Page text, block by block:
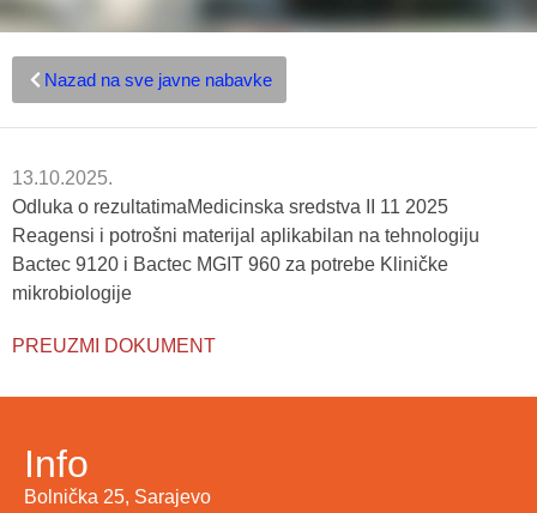
Nazad na sve javne nabavke
13.10.2025.
Odluka o rezultatimaMedicinska sredstva II 11 2025
Reagensi i potrošni materijal aplikabilan na tehnologiju
Bactec 9120 i Bactec MGIT 960 za potrebe Kliničke
mikrobiologije
PREUZMI DOKUMENT
Info
Bolnička 25, Sarajevo